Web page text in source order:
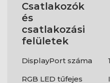
Csatlakozók
és
csatlakozási
felületek
DisplayPort száma
1
RGB LED tűfejes